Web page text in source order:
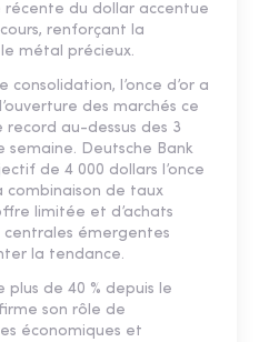
récente du dollar accentue
renforçant la
métal précieux.
consolidation, l’once d’or a
des marchés ce
record au-dessus des 3
semaine. Deutsche Bank
de 4 000 dollars l’once
combinaison de taux
limitée et d’achats
centrales émergentes
la tendance.
de 40 % depuis le
son rôle de
économiques et